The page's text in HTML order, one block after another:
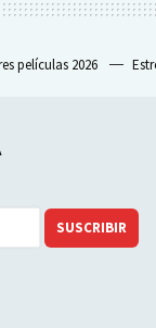
películas 2026
SUSCRIBIR